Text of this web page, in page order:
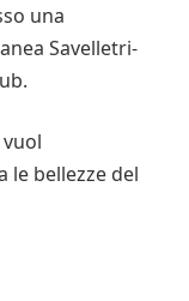
una
Savelletri-
le bellezze del